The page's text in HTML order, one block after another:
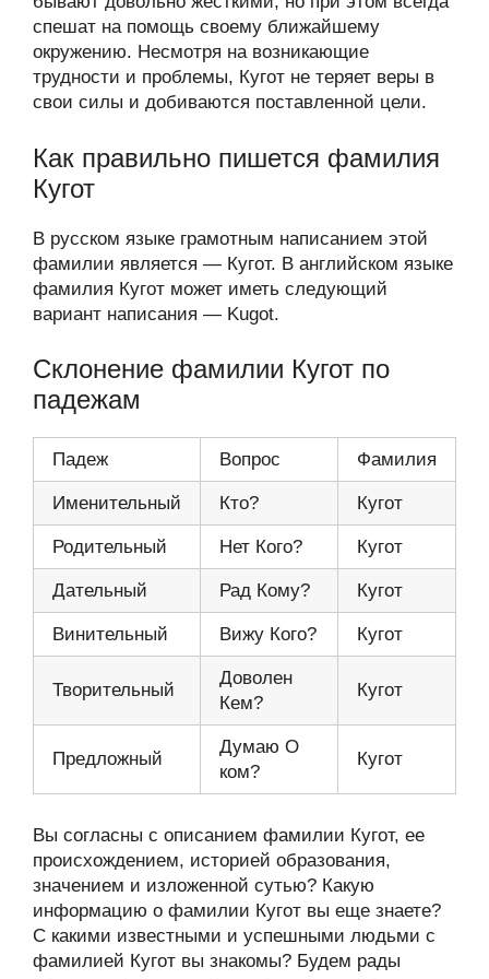
спешат на помощь своему ближайшему
окружению. Несмотря на возникающие
трудности и проблемы, Кугот не теряет веры в
свои силы и добиваются поставленной цели.
Как правильно пишется фамилия
Кугот
В русском языке грамотным написанием этой
фамилии является — Кугот. В английском языке
фамилия Кугот может иметь следующий
вариант написания — Kugot.
Склонение фамилии Кугот по
падежам
Падеж Вопрос Фамилия
Именительный Кто? Кугот
Родительный Нет Кого? Кугот
Дательный Рад Кому? Кугот
Винительный Вижу Кого? Кугот
Творительный
Доволен
Кем?
Кугот
Предложный
Думаю О
ком?
Кугот
Вы согласны с описанием фамилии Кугот, ее
происхождением, историей образования,
значением и изложенной сутью? Какую
информацию о фамилии Кугот вы еще знаете?
С какими известными и успешными людьми с
фамилией Кугот вы знакомы? Будем рады